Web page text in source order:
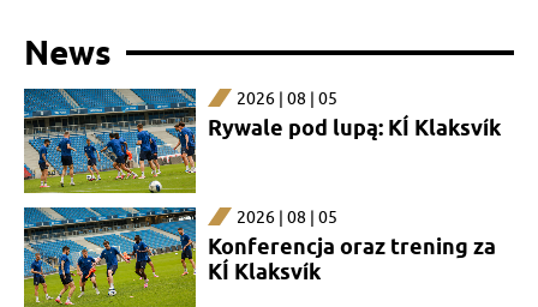
News
2026 | 08 | 05
Rywale pod lupą: KÍ Klaksvík
2026 | 08 | 05
Konferencja oraz trening za
KÍ Klaksvík